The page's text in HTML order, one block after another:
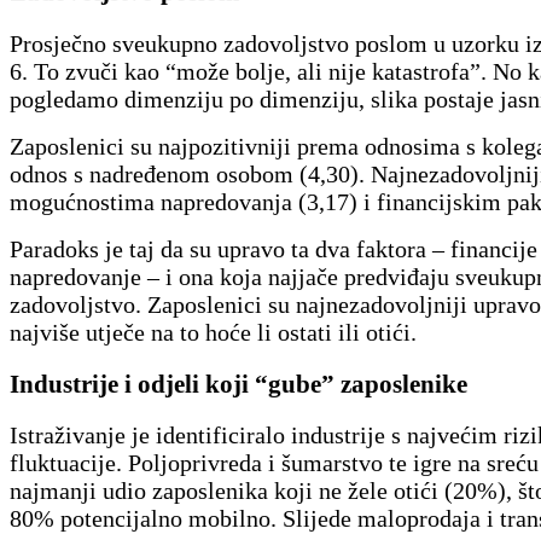
Prosječno sveukupno zadovoljstvo poslom u uzorku
6. To zvuči kao “može bolje, ali nije katastrofa”. No
pogledamo dimenziju po dimenziju, slika postaje
Zaposlenici su najpozitivniji prema odnosima s
odnos s nadređenom osobom (4,30).
mogućnostima napredovanja (3,17) i financijskim
Paradoks je taj da su upravo ta dva faktora –
napredovanje – i ona koja najjače predviđaju
zadovoljstvo. Zaposlenici su najnezadovoljniji
najviše utječe na to hoće li ostati ili otići.
Industrije i odjeli koji “gube” zaposlenike
Istraživanje je identificiralo industrije s najvećim
fluktuacije. Poljoprivreda i šumarstvo te igre na
najmanji udio zaposlenika koji ne žele otići (20%),
80% potencijalno mobilno. Slijede maloprodaja i